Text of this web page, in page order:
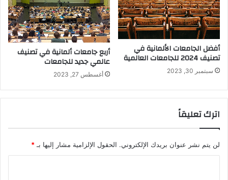
أفضل الجامعات الألمانية في
تصنيف 2024 للجامعات العالمية
سبتمبر 30, 2023
أربع جامعات ألمانية في تصنيف
عالمي جديد للجامعات
أغسطس 27, 2023
اترك تعليقاً
لن يتم نشر عنوان بريدك الإلكتروني. الحقول الإلزامية مشار إليها بـ *